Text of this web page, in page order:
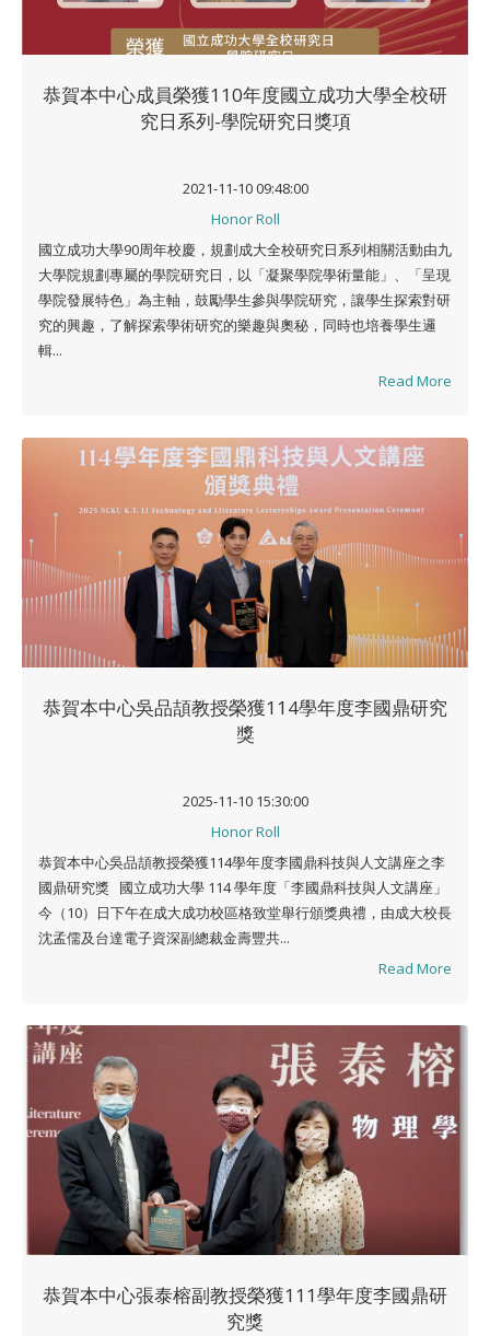
恭賀本中心成員榮獲110年度國立成功大學全校研
究日系列-學院研究日獎項
2021-11-10 09:48:00
Honor Roll
國立成功大學90周年校慶，規劃成大全校研究日系列相關活動由九
大學院規劃專屬的學院研究日，以「凝聚學院學術量能」、「呈現
學院發展特色」為主軸，鼓勵學生參與學院研究，讓學生探索對研
究的興趣，了解探索學術研究的樂趣與奧秘，同時也培養學生邏
輯...
Read More
恭賀本中心吳品頡教授榮獲114學年度李國鼎研究
獎
2025-11-10 15:30:00
Honor Roll
恭賀本中心吳品頡教授榮獲114學年度李國鼎科技與人文講座之李
國鼎研究獎 國立成功大學 114 學年度「李國鼎科技與人文講座」
今（10）日下午在成大成功校區格致堂舉行頒獎典禮，由成大校長
沈孟儒及台達電子資深副總裁金壽豐共...
Read More
恭賀本中心張泰榕副教授榮獲111學年度李國鼎研
究獎